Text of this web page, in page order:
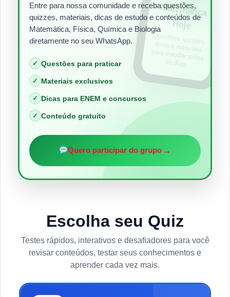
Entre para nossa comunidade e receba questões,
quizzes, materiais, dicas de estudo e conteúdos de
Matemática, Física, Química e Biologia
diretamente no seu WhatsApp.
✓ Questões para praticar
✓ Materiais exclusivos
✓ Dicas para ENEM e concursos
✓ Conteúdo gratuito
Quero participar do grupo→
Matem
ática
Hoje
Questões, quizzes,
dicas e materiais
para estudar todos
os dias.
Escolha seu Quiz
Testes rápidos, interativos e desafiadores para você
revisar conteúdos, testar seus conhecimentos e
aprender cada vez mais.